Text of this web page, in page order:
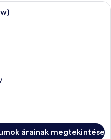
Egy szállodai szoba, amelyben
árainak megtekintése